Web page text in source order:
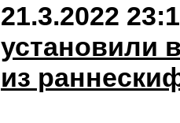
21.3.2022
установили
из